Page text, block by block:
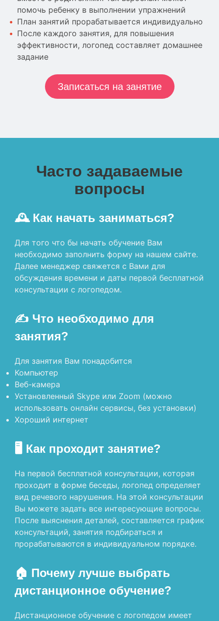
помочь ребенку в выполнении упражнений
План занятий прорабатывается индивидуально
После каждого занятия, для повышения
эффективности, логопед составляет домашнее
задание
Записаться на занятие
Часто задаваемые
вопросы
🕰 Как начать заниматься?
Для того что бы начать обучение Вам
необходимо заполнить форму на нашем сайте.
Далее менеджер свяжется с Вами для
обсуждения времени и даты первой бесплатной
консультации с логопедом.
✍️ Что необходимо для
занятия?
Для занятия Вам понадобится
Компьютер
Веб-камера
Установленный Skype или Zoom (можно
использовать онлайн сервисы, без установки)
Хороший интернет
🖥 Как проходит занятие?
На первой бесплатной консультации, которая
проходит в форме беседы, логопед определяет
вид речевого нарушения. На этой консультации
Вы можете задать все интересующие вопросы.
После выяснения деталей, составляется график
консультаций, занятия подбираться и
прорабатываются в индивидуальном порядке.
🏠 Почему лучше выбрать
дистанционное обучение?
Дистанционное обучение с логопедом имеет